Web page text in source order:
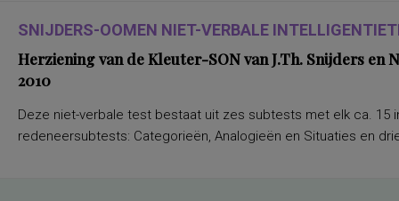
SNIJDERS-OOMEN NIET-VERBALE
Herziening van de Kleuter-SON van J.Th. Snijders en
2010
Deze niet-verbale test bestaat uit zes subtests met elk ca. 15
redeneersubtests: Categorieën, Analogieën en Situaties en